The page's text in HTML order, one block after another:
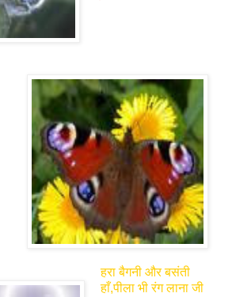
हरा बैगनी और बसंती
हाँ,पीला भी रंग लाना जी